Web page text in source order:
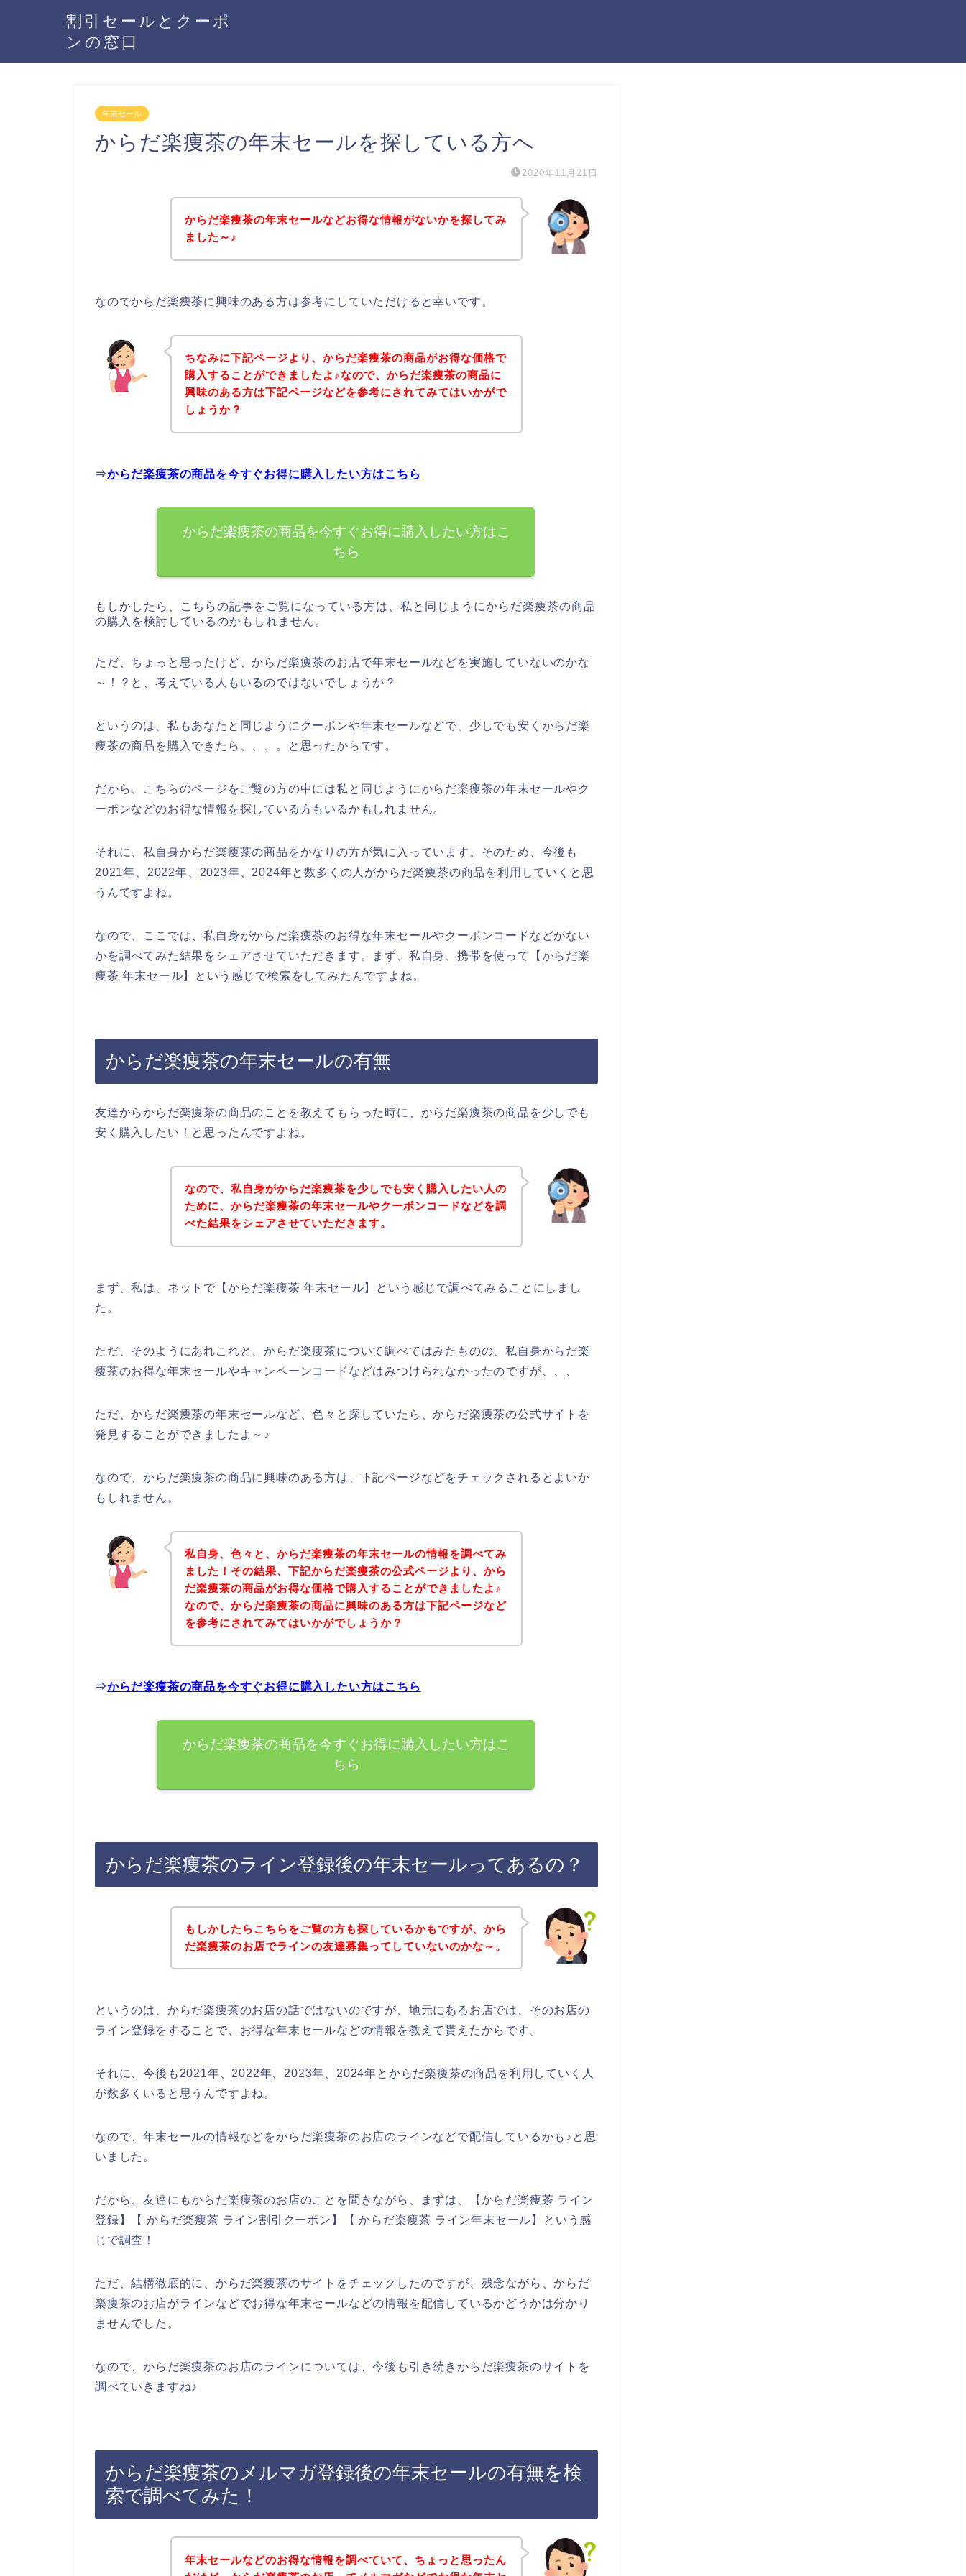
割引セールとクーポ
ンの窓口
年末セール
からだ楽痩茶の年末セールを探している方へ
2020年11月21日
からだ楽痩茶の年末セールなどお得な情報がないかを探してみ
ました～♪
なのでからだ楽痩茶に興味のある方は参考にしていただけると幸いです。
ちなみに下記ページより、からだ楽痩茶の商品がお得な価格で
購入することができましたよ♪なので、からだ楽痩茶の商品に
興味のある方は下記ページなどを参考にされてみてはいかがで
しょうか？
⇒からだ楽痩茶の商品を今すぐお得に購入したい方はこちら
からだ楽痩茶の商品を今すぐお得に購入したい方はこ
ちら
もしかしたら、こちらの記事をご覧になっている方は、私と同じようにからだ楽痩茶の商品
の購入を検討しているのかもしれません。
ただ、ちょっと思ったけど、からだ楽痩茶のお店で年末セールなどを実施していないのかな
～！？と、考えている人もいるのではないでしょうか？
というのは、私もあなたと同じようにクーポンや年末セールなどで、少しでも安くからだ楽
痩茶の商品を購入できたら、、、。と思ったからです。
だから、こちらのページをご覧の方の中には私と同じようにからだ楽痩茶の年末セールやク
ーポンなどのお得な情報を探している方もいるかもしれません。
それに、私自身からだ楽痩茶の商品をかなりの方が気に入っています。そのため、今後も
2021年、2022年、2023年、2024年と数多くの人がからだ楽痩茶の商品を利用していくと思
うんですよね。
なので、ここでは、私自身がからだ楽痩茶のお得な年末セールやクーポンコードなどがない
かを調べてみた結果をシェアさせていただきます。まず、私自身、携帯を使って【からだ楽
痩茶 年末セール】という感じで検索をしてみたんですよね。
からだ楽痩茶の年末セールの有無
友達からからだ楽痩茶の商品のことを教えてもらった時に、からだ楽痩茶の商品を少しでも
安く購入したい！と思ったんですよね。
なので、私自身がからだ楽痩茶を少しでも安く購入したい人の
ために、からだ楽痩茶の年末セールやクーポンコードなどを調
べた結果をシェアさせていただきます。
まず、私は、ネットで【からだ楽痩茶 年末セール】という感じで調べてみることにしまし
た。
ただ、そのようにあれこれと、からだ楽痩茶について調べてはみたものの、私自身からだ楽
痩茶のお得な年末セールやキャンペーンコードなどはみつけられなかったのですが、、、
ただ、からだ楽痩茶の年末セールなど、色々と探していたら、からだ楽痩茶の公式サイトを
発見することができましたよ～♪
なので、からだ楽痩茶の商品に興味のある方は、下記ページなどをチェックされるとよいか
もしれません。
私自身、色々と、からだ楽痩茶の年末セールの情報を調べてみ
ました！その結果、下記からだ楽痩茶の公式ページより、から
だ楽痩茶の商品がお得な価格で購入することができましたよ♪
なので、からだ楽痩茶の商品に興味のある方は下記ページなど
を参考にされてみてはいかがでしょうか？
⇒からだ楽痩茶の商品を今すぐお得に購入したい方はこちら
からだ楽痩茶の商品を今すぐお得に購入したい方はこ
ちら
からだ楽痩茶のライン登録後の年末セールってあるの？
もしかしたらこちらをご覧の方も探しているかもですが、から
だ楽痩茶のお店でラインの友達募集ってしていないのかな～。
というのは、からだ楽痩茶のお店の話ではないのですが、地元にあるお店では、そのお店の
ライン登録をすることで、お得な年末セールなどの情報を教えて貰えたからです。
それに、今後も2021年、2022年、2023年、2024年とからだ楽痩茶の商品を利用していく人
が数多くいると思うんですよね。
なので、年末セールの情報などをからだ楽痩茶のお店のラインなどで配信しているかも♪と思
いました。
だから、友達にもからだ楽痩茶のお店のことを聞きながら、まずは、【からだ楽痩茶 ライン
登録】【 からだ楽痩茶 ライン割引クーポン】【 からだ楽痩茶 ライン年末セール】という感
じで調査！
ただ、結構徹底的に、からだ楽痩茶のサイトをチェックしたのですが、残念ながら、からだ
楽痩茶のお店がラインなどでお得な年末セールなどの情報を配信しているかどうかは分かり
ませんでした。
なので、からだ楽痩茶のお店のラインについては、今後も引き続きからだ楽痩茶のサイトを
調べていきますね♪
からだ楽痩茶のメルマガ登録後の年末セールの有無を検
索で調べてみた！
年末セールなどのお得な情報を調べていて、ちょっと思ったん